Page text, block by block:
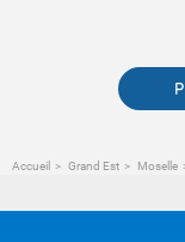
Accueil Grand Est Moselle